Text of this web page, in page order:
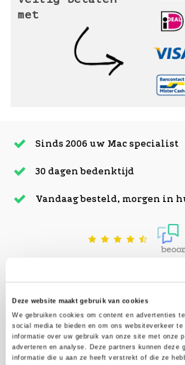
Deze website maakt gebruik van cookies
We gebruiken cookies om content en advertenties
social media te bieden en om ons websiteverkeer
informatie over uw gebruik van onze site met onze
adverteren en analyse. Deze partners kunnen deze
informatie die u aan ze heeft verstrekt of die ze
met
Sinds 2006 uw Mac specialist
30 dagen bedenktijd
Vandaag besteld, morgen in